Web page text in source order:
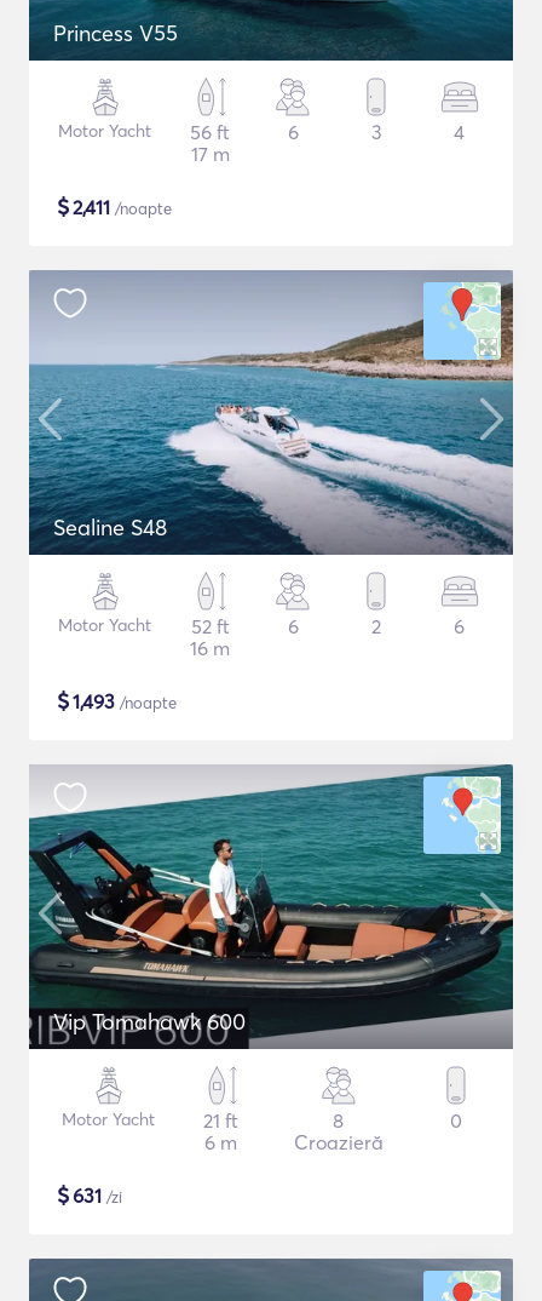
Princess V55
Motor Yacht
56 ft
17 m
6 3 4
$2,411 /noapte
Sealine S48
Motor Yacht
52 ft
16 m
6 2 6
$1,493 /noapte
Vip Tomahawk 600
Motor Yacht
21 ft
6 m
8
Croazieră
0
$631 /zi